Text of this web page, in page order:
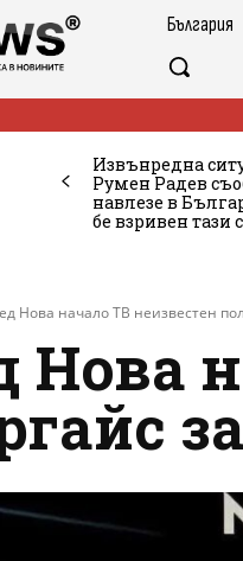
България
Извънредна
Румен Радев
навлезе в
бе взривен тази
Нова начало ТВ неизвестен
Нова